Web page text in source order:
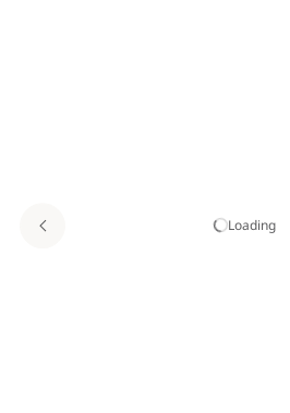
Loading